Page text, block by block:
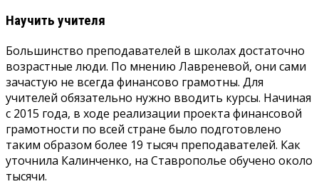
Научить учителя
Большинство преподавателей в школах достаточно
возрастные люди. По мнению Лавреневой, они сами
зачастую не всегда финансово грамотны. Для
учителей обязательно нужно вводить курсы. Начиная
с 2015 года, в ходе реализации проекта финансовой
грамотности по всей стране было подготовлено
таким образом более 19 тысяч преподавателей. Как
уточнила Калинченко, на Ставрополье обучено около
тысячи.